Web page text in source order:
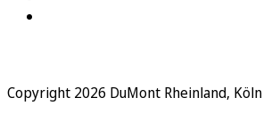
Copyright 2026 DuMont Rheinland, Köln